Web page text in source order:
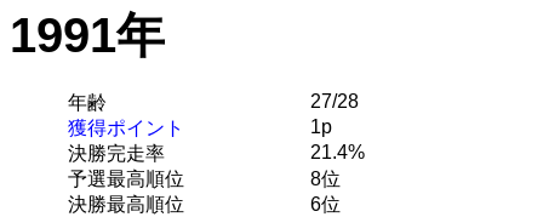
1991年
年齢
27/28
獲得ポイント
1p
決勝完走率
21.4%
予選最高順位
8位
決勝最高順位
6位